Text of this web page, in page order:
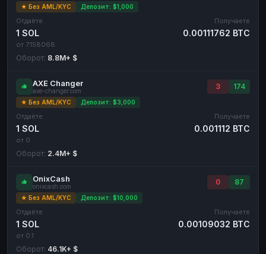
★ Без AML/KYC Депозит: $1,000
Отдаёте
1 SOL
от 7.158068
Получаете
0.00111762 BTC
Оборот: 8.8M+ $
AXE Changer
axe-changer.com
3 174
★ Без AML/KYC Депозит: $3,000
Отдаёте
1 SOL
от 0
Получаете
0.001112 BTC
Оборот: 2.4M+ $
OnixCash
onixcash.com
0 87
★ Без AML/KYC Депозит: $10,000
Отдаёте
1 SOL
от 0.1
Получаете
0.00109032 BTC
Оборот: 46.1K+ $